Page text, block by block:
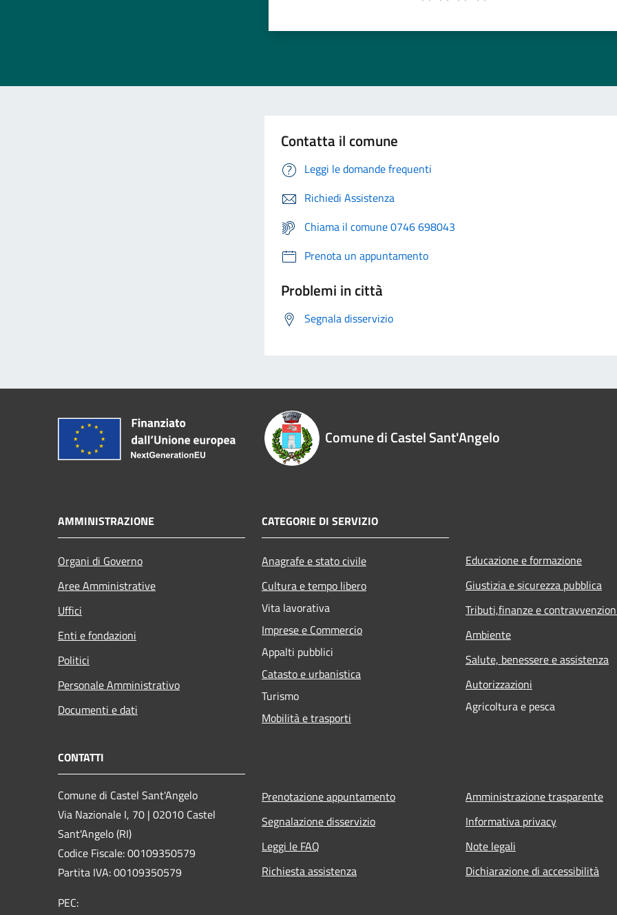
Contatta il comune
Leggi le domande frequenti
Richiedi Assistenza
Chiama il comune 0746 698043
Prenota un appuntamento
Problemi in città
Segnala disservizio
Comune di Castel Sant'Angelo
AMMINISTRAZIONE
Organi di Governo
Aree Amministrative
Uffici
Enti e fondazioni
Politici
Personale Amministrativo
Documenti e dati
CATEGORIE DI SERVIZIO
Anagrafe e stato civile
Cultura e tempo libero
Vita lavorativa
Imprese e Commercio
Appalti pubblici
Catasto e urbanistica
Turismo
Mobilità e trasporti
Educazione e formazione
Giustizia e sicurezza pubblica
Tributi,finanze e
Ambiente
Salute, benessere e assistenza
Autorizzazioni
Agricoltura e pesca
CONTATTI
Comune di Castel Sant'Angelo
Via Nazionale I, 70 | 02010 Castel
Sant'Angelo (RI)
Codice Fiscale: 00109350579
Partita IVA: 00109350579
PEC:
Prenotazione appuntamento
Segnalazione disservizio
Leggi le FAQ
Richiesta assistenza
Amministrazione trasparente
Informativa privacy
Note legali
Dichiarazione di accessibilità